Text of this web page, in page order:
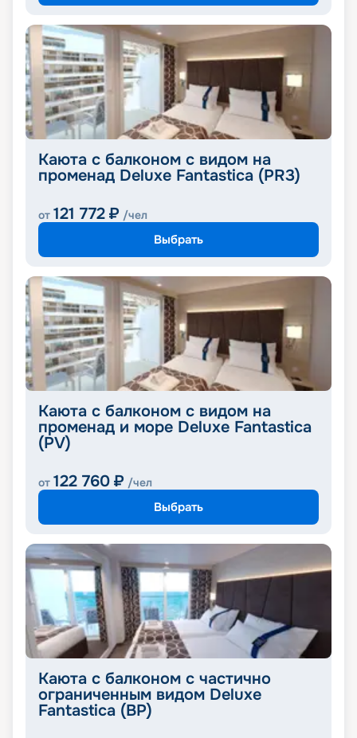
Каюта с балконом с видом на
променад Deluxe Fantastica (PR3)
от 121 772 ₽ /чел
Выбрать
Каюта с балконом с видом на
променад и море Deluxe Fantastica
(PV)
от 122 760 ₽ /чел
Выбрать
Каюта с балконом с частично
ограниченным видом Deluxe
Fantastica (BP)